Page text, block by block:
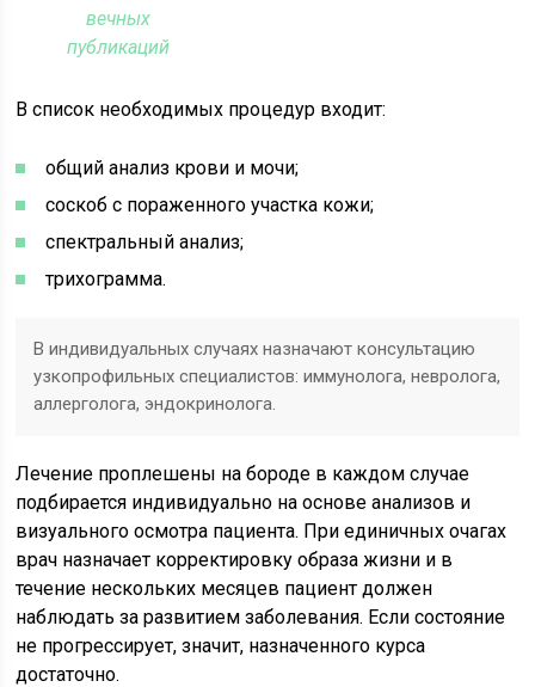
вечных
публикаций
В список необходимых процедур входит:
общий анализ крови и мочи;
соскоб с пораженного участка кожи;
спектральный анализ;
трихограмма.
В индивидуальных случаях назначают консультацию
узкопрофильных специалистов: иммунолога, невролога,
аллерголога, эндокринолога.
Лечение проплешены на бороде в каждом случае
подбирается индивидуально на основе анализов и
визуального осмотра пациента. При единичных очагах
врач назначает корректировку образа жизни и в
течение нескольких месяцев пациент должен
наблюдать за развитием заболевания. Если состояние
не прогрессирует, значит, назначенного курса
достаточно.